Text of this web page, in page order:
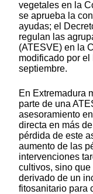
vegetales en la
se aprueba la
ayudas; el
regulan las
(ATESVE) en la
modificado por
septiembre.
En Extremadura
parte de una
asesoramiento
directa en más
pérdida de este
aumento de las
intervenciones
cultivos, sino que
derivado de un
fitosanitario para